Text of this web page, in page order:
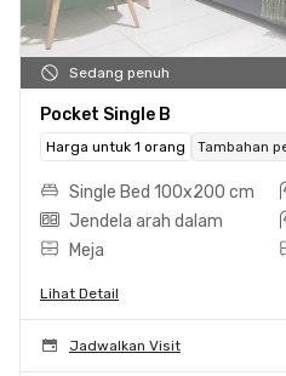
Sedang penuh
Pocket Single B
Harga untuk 1 orang Tambahan
Single Bed 100x200 cm
Jendela arah dalam
Meja
Lihat Detail
Jadwalkan Visit